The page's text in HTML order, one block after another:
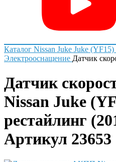
Каталог Nissan Juke Juke (YF15)
Электрооснащение Датчик
Датчик
Nissan Juke
рестайлинг
Артикул 23653